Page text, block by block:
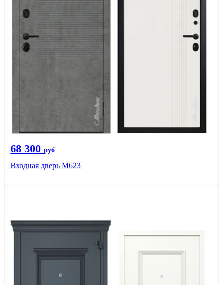
68 300 руб
Входная дверь М623